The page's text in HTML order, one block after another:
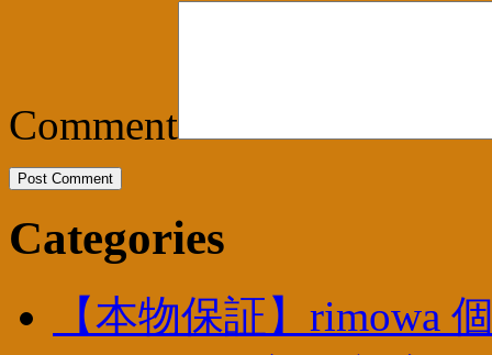
Comment
Categories
【本物保証】rimowa